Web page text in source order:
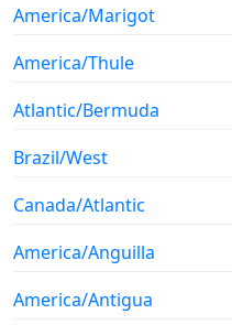
America/Marigot
America/Thule
Atlantic/Bermuda
Brazil/West
Canada/Atlantic
America/Anguilla
America/Antigua